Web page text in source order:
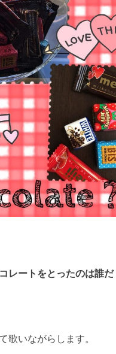
レートをとったのは誰
歌いながらします。